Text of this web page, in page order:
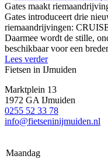
Gates maakt
Gates introduceert drie
riemaandrijvingen:
Daarmee wordt de stille,
beschikbaar voor een
Lees verder
Fietsen in IJmuiden
Marktplein 13
1972 GA IJmuiden
0255 52 33 78
info@fietseninijmuiden.nl
Maandag